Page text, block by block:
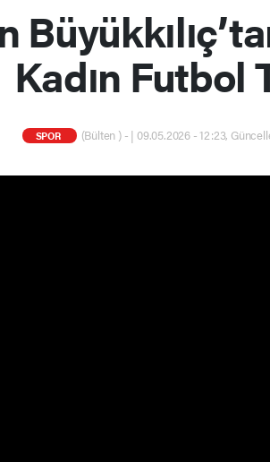
Kadın Futbol
SPOR (Bülten ) - | 09.05.2026 - 12:23,